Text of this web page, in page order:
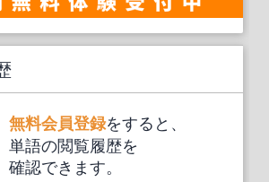
無料会員登録をすると、
単語の閲覧履歴を
確認できます。